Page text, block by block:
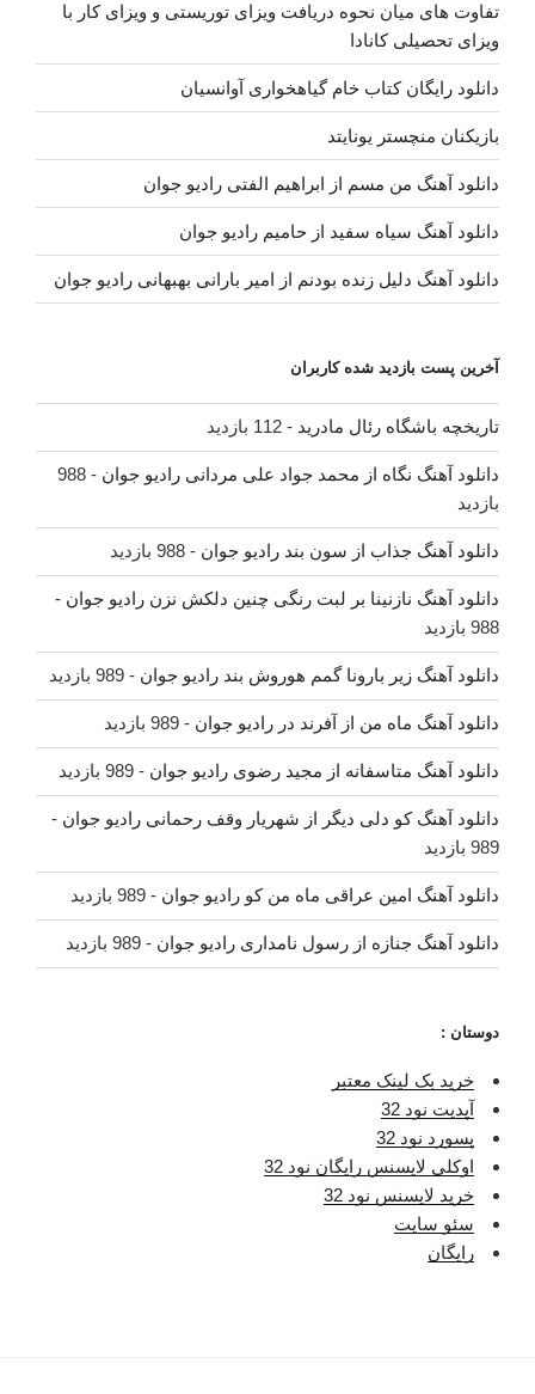
تفاوت های میان نحوه دریافت ویزای توریستی و ویزای کار با
ویزای تحصیلی کانادا
دانلود رایگان کتاب خام گیاهخواری آوانسیان
بازیکنان منچستر یونایتد
دانلود آهنگ من مسم از ابراهیم الفتی رادیو جوان
دانلود آهنگ سیاه سفید از حامیم رادیو جوان
دانلود آهنگ دلیل زنده بودنم از امیر بارانی بهبهانی رادیو جوان
آخرین پست بازدید شده کاربران
تاریخچه باشگاه رئال مادرید - 112 بازدید
دانلود آهنگ نگاه از محمد جواد علی مردانی رادیو جوان
- 988
بازدید
دانلود آهنگ جذاب از سون بند رادیو جوان - 988 بازدید
دانلود آهنگ نازنینا بر لبت رنگی چنین دلکش نزن رادیو جوان -
988 بازدید
دانلود آهنگ زیر بارونا گمم هوروش بند رادیو جوان - 989 بازدید
دانلود آهنگ ماه من از آفرند در رادیو جوان - 989 بازدید
دانلود آهنگ متاسفانه از مجید رضوی رادیو جوان - 989 بازدید
دانلود آهنگ کو دلی دیگر از شهریار وقف رحمانی رادیو جوان -
989 بازدید
دانلود آهنگ امین عراقی ماه من کو رادیو جوان - 989 بازدید
دانلود آهنگ جنازه از رسول نامداری رادیو جوان - 989 بازدید
دوستان :
خرید بک لینک معتبر
آپدیت نود 32
پسورد نود 32
اوکلی لایسنس رایگان نود 32
خرید لایسنس نود 32
سئو سایت
رایگان